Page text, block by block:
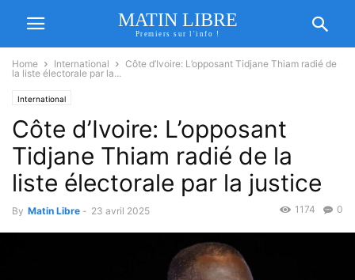
MATIN LIBRE
Premiers sur l'info !
Home International
Côte d’Ivoire: L’opposant Tidjane Thiam radié de
la liste électorale par la...
International
Côte d’Ivoire: L’opposant
Tidjane Thiam radié de la
liste électorale par la justice
By Matin Libre - 23 avril 2025 0
1174